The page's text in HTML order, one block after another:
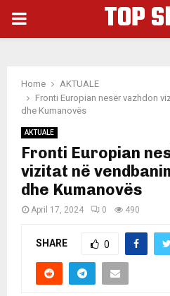
PRIMARY
TOP
Home
AKTUALE
Fronti Europian nesër vazhdon
dhe Kumanovës
AKTUALE
Fronti Europian
vizitat në
dhe Kumanovës
April 17, 2024 0 490
SHARE 0